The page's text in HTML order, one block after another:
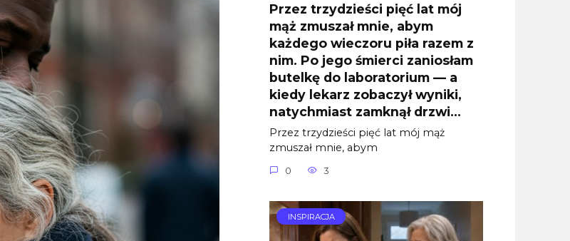
Przez trzydzieści pięć lat mój
mąż zmuszał mnie, abym
każdego wieczoru piła razem z
nim. Po jego śmierci zaniosłam
butelkę do laboratorium — a
kiedy lekarz zobaczył wyniki,
natychmiast zamknął drzwi…
Przez trzydzieści pięć lat mój mąż
zmuszał mnie, abym
0 3
INSPIRACJA